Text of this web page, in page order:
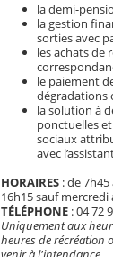
la demi-
la gestion
sorties avec
les achats de
le paiement
dégradations
la solution à
ponctuelles
sociaux
avec
HORAIRES : de
16h15 sauf
TÉLÉPHONE : 04 72
Uniquement aux
heures de récréation